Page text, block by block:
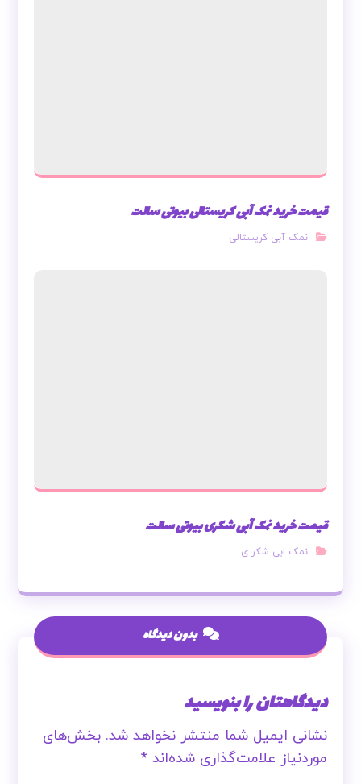
قیمت خرید نمک آبی کریستالی بیوتی سالت
نمک آبی کریستالی
قیمت خرید نمک آبی شکری بیوتی سالت
نمک ابی شکر ی
بدون دیدگاه
دیدگاهتان را بنویسید
نشانی ایمیل شما منتشر نخواهد شد. بخش‌های
موردنیاز علامت‌گذاری شده‌اند*